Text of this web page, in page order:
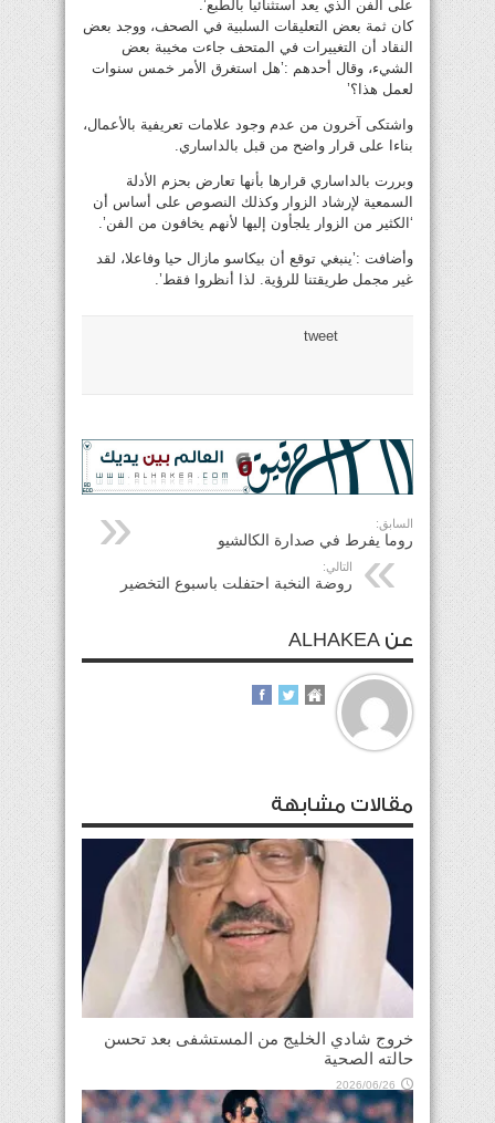
على الفن الذي يعد استثنائيا بالطبع’.
كان ثمة بعض التعليقات السلبية في الصحف، ووجد بعض
النقاد أن التغييرات في المتحف جاءت مخيبة بعض
الشيء، وقال أحدهم :’هل استغرق الأمر خمس سنوات
لعمل هذا؟’
واشتكى آخرون من عدم وجود علامات تعريفية بالأعمال،
بناءا على قرار واضح من قبل بالداساري.
وبررت بالداساري قرارها بأنها تعارض بحزم الأدلة
السمعية لإرشاد الزوار وكذلك النصوص على أساس أن
‘الكثير من الزوار يلجأون إليها لأنهم يخافون من الفن’.
وأضافت :’ينبغي توقع أن بيكاسو مازال حيا وفاعلا، لقد
غير مجمل طريقتنا للرؤية. لذا أنظروا فقط’.
tweet
السابق:
روما يفرط في صدارة الكالشيو
التالي:
روضة النخبة احتفلت باسبوع التخضير
عن ALHAKEA
مقالات مشابهة
خروج شادي الخليج من المستشفى بعد تحسن
حالته الصحية
2026/06/26